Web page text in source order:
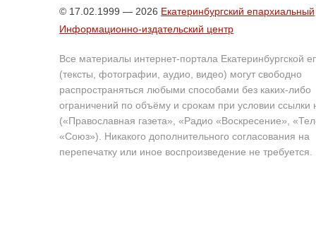
© 17.02.1999 — 2026 Екатеринбургский епархиальный
Информационно-издательский центр
Все материалы интернет-портала Екатеринбургской
(тексты, фотографии, аудио, видео) могут свободно
распространяться любыми способами без каких-либо
ограничений по объёму и срокам при условии ссылки
(«Православная газета», «Радио «Воскресение»,
«Союз»). Никакого дополнительного согласования на
перепечатку или иное воспроизведение не требуется.